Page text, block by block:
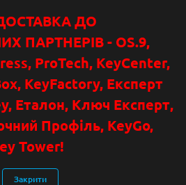
ДО
ПАРТНЕРІВ - OS.9,
ProTech, KeyCenter,
KeyFactory, Експерт
Еталон, Ключ Експерт,
Профіль, KeyGo,
Tower!
Закрити